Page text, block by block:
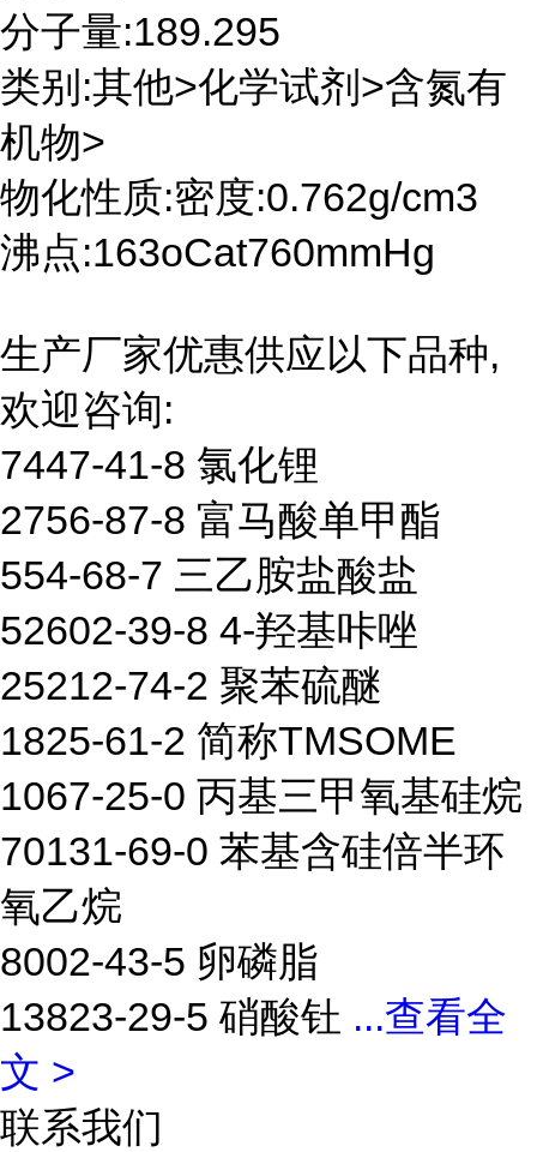
分子量:189.295
类别:其他>化学试剂>含氮有
机物>
物化性质:密度:0.762g/cm3
沸点:163oCat760mmHg
生产厂家优惠供应以下品种,
欢迎咨询:
7447-41-8 氯化锂
2756-87-8 富马酸单甲酯
554-68-7 三乙胺盐酸盐
52602-39-8 4-羟基咔唑
25212-74-2 聚苯硫醚
1825-61-2 简称TMSOME
1067-25-0 丙基三甲氧基硅烷
70131-69-0 苯基含硅倍半环
氧乙烷
8002-43-5 卵磷脂
13823-29-5 硝酸钍 ...查看全
文 >
联系我们